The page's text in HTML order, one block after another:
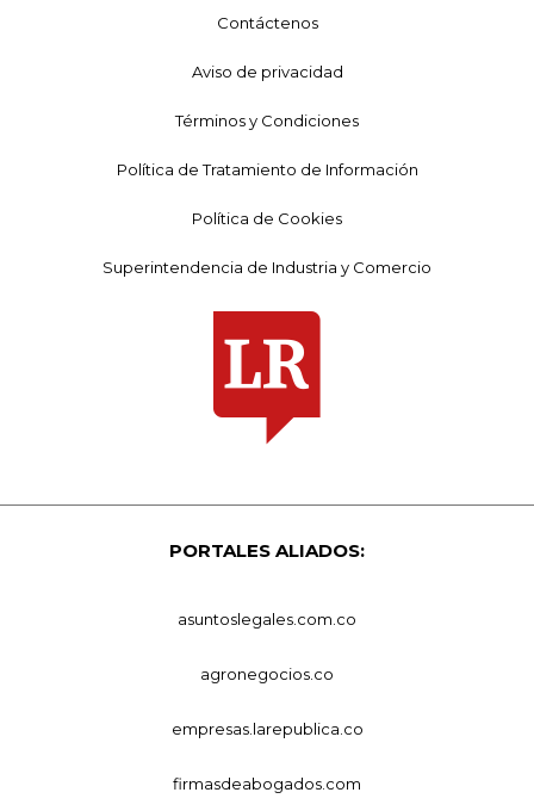
Contáctenos
Aviso de privacidad
Términos y Condiciones
Política de Tratamiento de Información
Política de Cookies
Superintendencia de Industria y Comercio
PORTALES ALIADOS:
asuntoslegales.com.co
agronegocios.co
empresas.larepublica.co
firmasdeabogados.com